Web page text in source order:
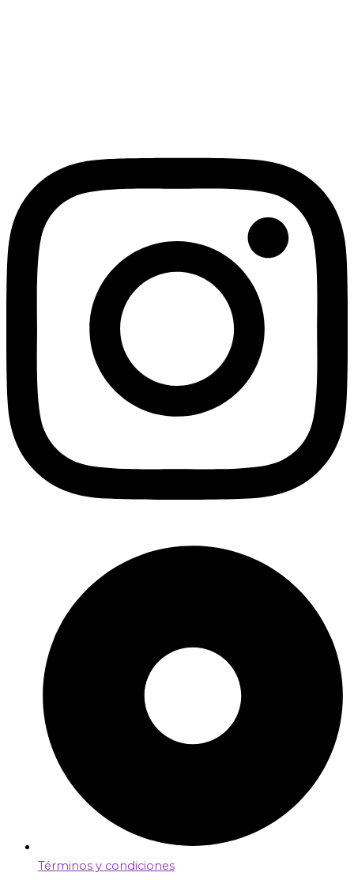
Términos y condiciones